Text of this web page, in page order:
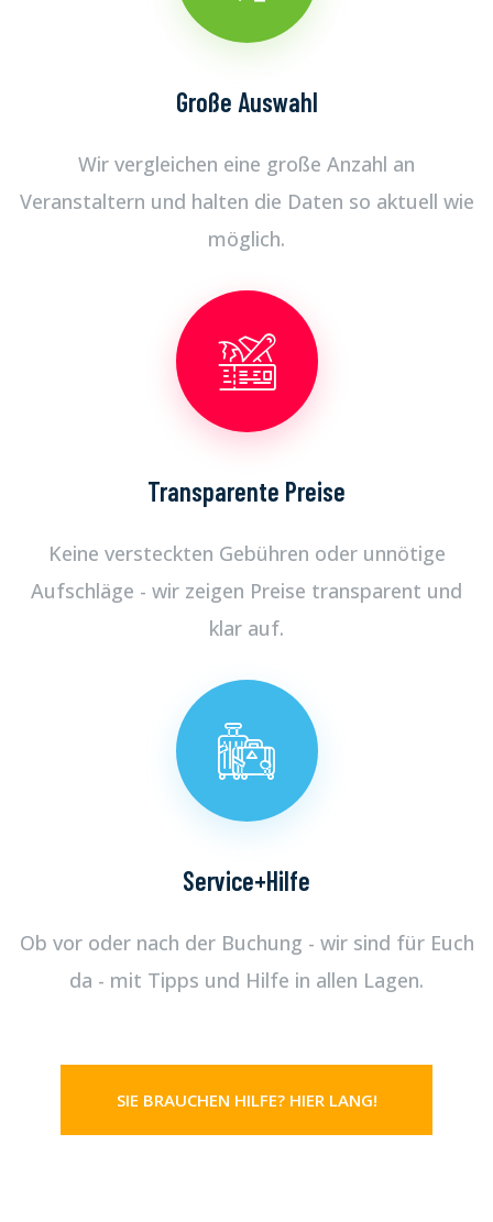
Große Auswahl
Wir vergleichen eine große Anzahl an
Veranstaltern und halten die Daten so aktuell wie
möglich.
Transparente Preise
Keine versteckten Gebühren oder unnötige
Aufschläge - wir zeigen Preise transparent und
klar auf.
Service+Hilfe
Ob vor oder nach der Buchung - wir sind für Euch
da - mit Tipps und Hilfe in allen Lagen.
SIE BRAUCHEN HILFE? HIER LANG!